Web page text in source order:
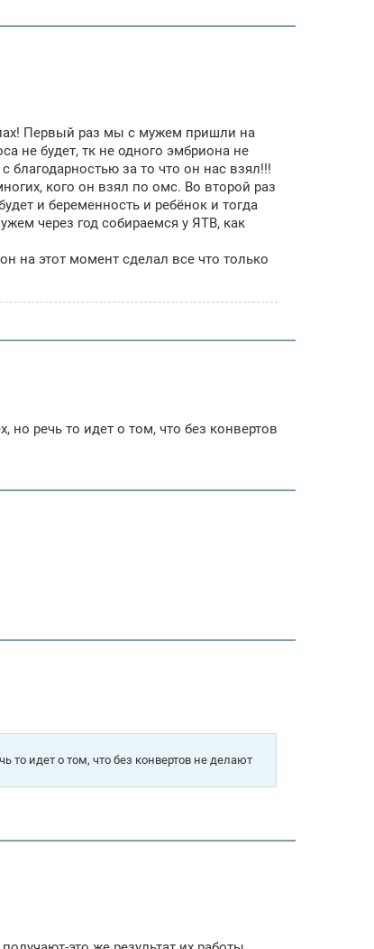
Первый раз мы с мужем пришли на
не будет, тк не одного эмбриона не
за то что он нас взял!!!
кого он взял по омс. Во второй раз
и беременность и ребёнок и тогда
через год собираемся у ЯТВ, как
на этот момент сделал все что только
но речь то идет о том, что без конвертов
то идет о том, что без конвертов не делают